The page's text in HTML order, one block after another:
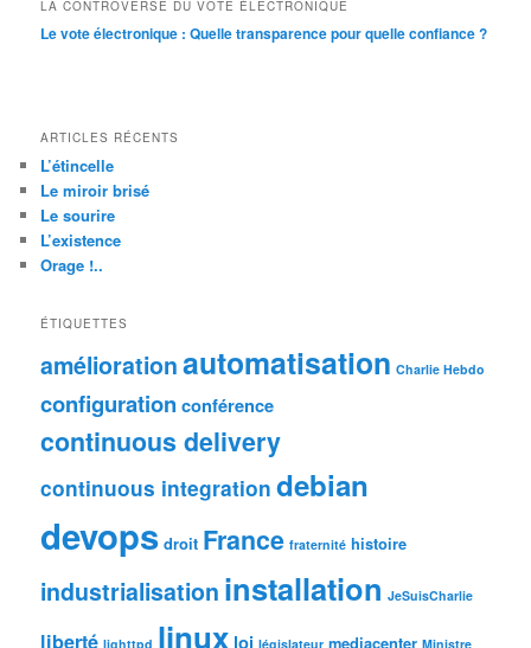
LA CONTROVERSE DU VOTE ÉLECTRONIQUE
Le vote électronique : Quelle transparence pour quelle confiance ?
ARTICLES RÉCENTS
L’étincelle
Le miroir brisé
Le sourire
L’existence
Orage !..
ÉTIQUETTES
améliorationautomatisation Charlie Hebdo
configuration conférence
continuous delivery
continuous integration debian
devops droit France fraternité histoire
industrialisation installation JeSuisCharlie
liberté lighttpd linux loi législateur mediacenter Ministre